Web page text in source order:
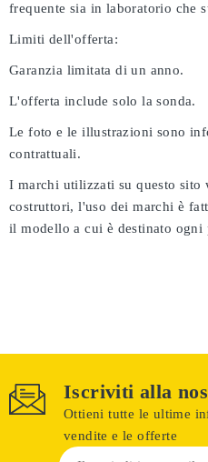
frequente sia in laboratorio che
Limiti dell'offerta:
Garanzia limitata di un anno.
L'offerta include solo la sonda.
Le foto e le illustrazioni sono
contrattuali.
I marchi utilizzati su questo sito
costruttori, l'uso dei marchi è
il modello a cui è destinato ogni
Iscriviti alla
Ottieni tutte le ultime
vendite e le offerte